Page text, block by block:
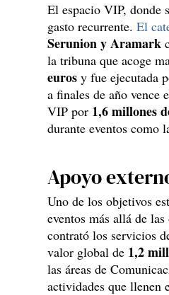
El espacio VIP, donde
gasto recurrente. El
Serunion y Aramark
la tribuna que acoge
euros y fue ejecutada
a finales de año vence
VIP por 1,6 millones
durante eventos como
Apoyo
Uno de los objetivos
eventos más allá de
contrató los servicios
valor global de 1,2
las áreas de
actividades que llenen